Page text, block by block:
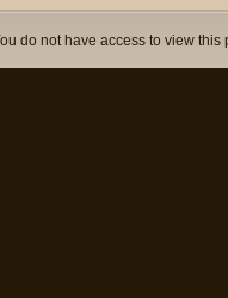
do not have access to view this